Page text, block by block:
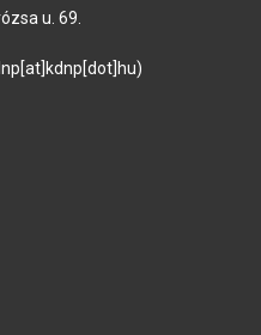
u. 69.